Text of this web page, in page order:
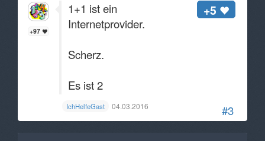
#3
+97
+5
1+1 ist ein
Internetprovider.
Scherz.
Es ist 2
IchHelfeGast 04.03.2016